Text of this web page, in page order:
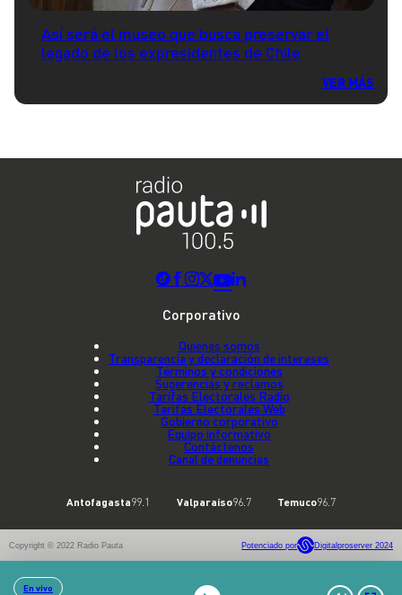
Así será el museo que busca preservar el
legado de los expresidentes de Chile
VER MÁS
En vivo
Corporativo
Quienes somos
Transparencia y declaración de intereses
Términos y condiciones
Sugerencias y reclamos
Tarifas Electorales Radio
Tarifas Electorales Web
Gobierno corporativo
Equipo informativo
Contáctenos
Canal de denuncias
Antofagasta99.1 Valparaíso96.7 Temuco96.7
Copyright © 2022 Radio Pauta Potenciado por Digitalproserver 2024